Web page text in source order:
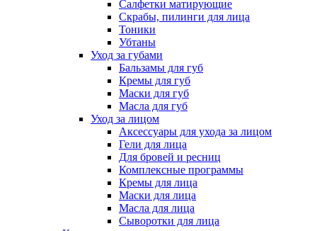
Салфетки матирующие
Скрабы, пилинги для лица
Тоники
Убтаны
Уход за губами
Бальзамы для губ
Кремы для губ
Маски для губ
Масла для губ
Уход за лицом
Аксессуары для ухода за лицом
Гели для лица
Для бровей и ресниц
Комплексные программы
Кремы для лица
Маски для лица
Масла для лица
Сыворотки для лица